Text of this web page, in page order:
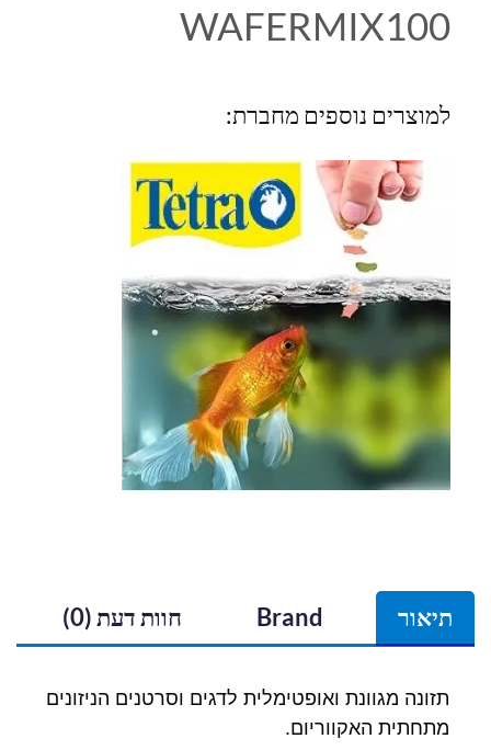
WAFERMIX100
למוצרים נוספים מחברת:
תיאור Brand חוות דעת (0)
תזונה מגוונת ואופטימלית לדגים וסרטנים הניזונים
מתחתית האקווריום.